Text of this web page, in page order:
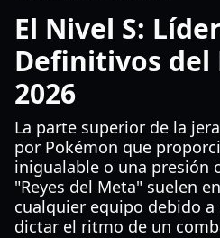
El Nivel S:
Definitivos del
2026
La parte superior de la
por Pokémon que
inigualable o una presión
"Reyes del Meta" suelen
cualquier equipo debido a
dictar el ritmo de un